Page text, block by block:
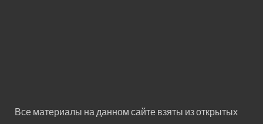
Все материалы на данном сайте взяты из открытых